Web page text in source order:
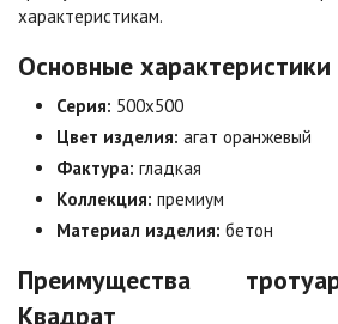
Цена по запросу
Коричневая
Листопад
Цена по запросу
Мокко
характеристикам.
Основные характеристики
Серия: 500х500
Цвет изделия: агат оранжевый
Фактура: гладкая
Коллекция: премиум
Материал изделия: бетон
Преимущества
Квадрат